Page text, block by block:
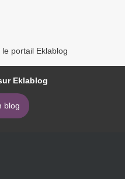
portail Eklablog
Eklablog
blog